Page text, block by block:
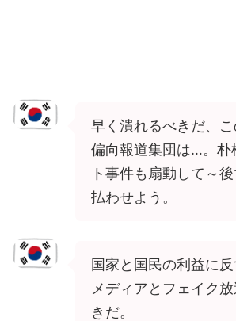
早く潰れるべきだ、
偏向報道集団は…。朴
ト事件も扇動して～
払わせよう。
国家と国民の利益に
メディアとフェイク
きだ。